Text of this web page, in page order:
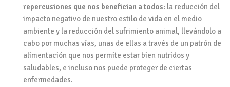
repercusiones que nos benefician a todos: la reducción del
impacto negativo de nuestro estilo de vida en el medio
ambiente y la reducción del sufrimiento animal, llevándolo a
cabo por muchas vías, unas de ellas a través de un patrón de
alimentación que nos permite estar bien nutridos y
saludables, e incluso nos puede proteger de ciertas
enfermedades.